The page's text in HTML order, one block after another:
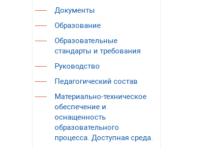
Документы
Образование
Образовательные
стандарты и требования
Руководство
Педагогический состав
Материально-техническое
обеспечение и
оснащенность
образовательного
процесса. Доступная среда.